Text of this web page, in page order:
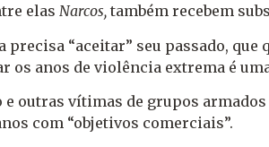
elas Narcos, também recebem
precisa “aceitar” seu passado,
os anos de violência extrema é
e outras vítimas de grupos
com “objetivos comerciais”.